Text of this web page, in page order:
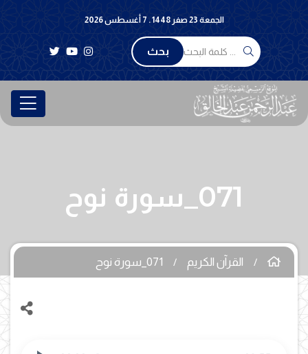
الجمعة 23 صفر 1448 . 7 أغسطس 2026
بحث
071_سورة نوح
القرآن الكريم 071_سورة نوح